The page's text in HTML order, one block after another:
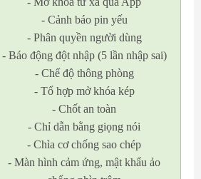
- Cảnh báo pin yếu
- Phân quyền người dùng
- Báo động đột nhập (5 lần nhập sai)
- Chế độ thông phòng
- Tổ hợp mở khóa kép
- Chốt an toàn
- Chỉ dẫn bằng giọng nói
- Chìa cơ chống sao chép
- Màn hình cảm ứng, mật khẩu ảo